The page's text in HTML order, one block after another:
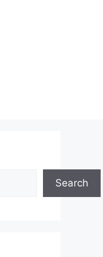
Search